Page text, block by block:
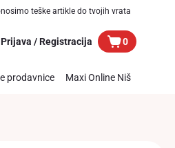
teške artikle do tvojih vrata
Prijava / Registracija 0
prodavnice Maxi Online Niš